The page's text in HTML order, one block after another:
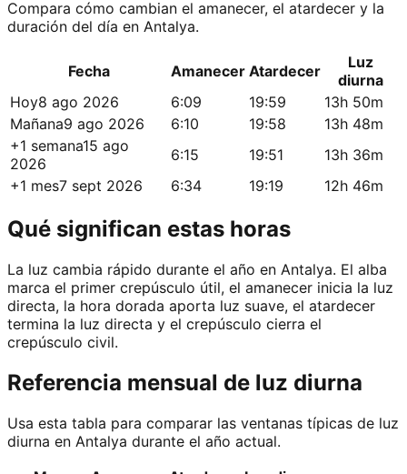
Compara cómo cambian el amanecer, el atardecer y la
duración del día en Antalya.
Fecha Amanecer Atardecer
Luz
diurna
Hoy8 ago 2026 6:09 19:59
13h 50m
Mañana9 ago 2026 6:10 19:58
13h 48m
+1 semana15 ago
2026
6:15 19:51
13h 36m
+1 mes7 sept 2026 6:34 19:19 12h 46m
Qué significan estas horas
La luz cambia rápido durante el año en Antalya. El alba
marca el primer crepúsculo útil, el amanecer inicia la luz
directa, la hora dorada aporta luz suave, el atardecer
termina la luz directa y el crepúsculo cierra el
crepúsculo civil.
Referencia mensual de luz diurna
Usa esta tabla para comparar las ventanas típicas de luz
diurna en Antalya durante el año actual.